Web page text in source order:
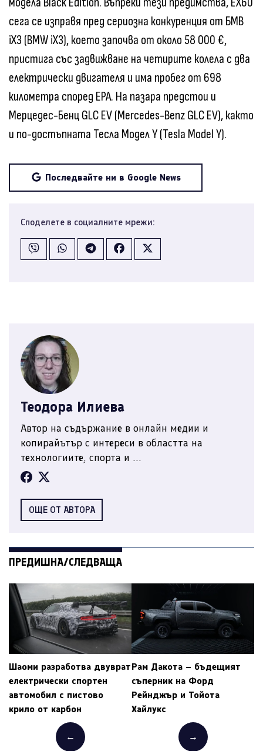
сега се изправя пред сериозна конкуренция от БМВ
iX3 (BMW iX3), което започва от около 58 000 €,
пристига със задвижване на четирите колела с два
електрически двигателя и има пробег от 698
километра според EPA. На пазара предстои и
Мерцедес-Бенц GLC EV (Mercedes-Benz GLC EV), както
и по-достъпната Тесла Модел Y (Tesla Model Y).
Последвайте ни в Google News
Споделете в социалните мрежи:
Теодора Илиева
Автор на съдържание в онлайн медии и
копирайътър с интереси в областта на
технологиите, спорта и ...
ОЩЕ ОТ АВТОРА
ПРЕДИШНА/СЛЕДВАЩА
Шаоми разработва двуврат
електрически спортен
автомобил с пистово
крило от карбон
←
Рам Дакота – бъдещият
съперник на Форд
Рейнджър и Тойота
Хайлукс
→